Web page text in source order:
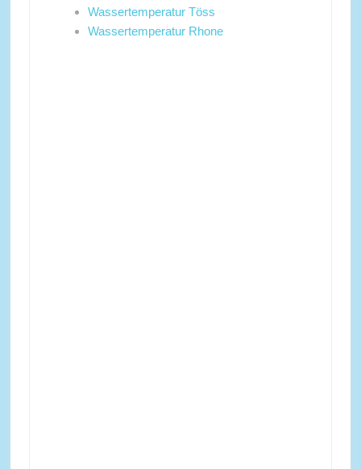
Wassertemperatur Töss
Wassertemperatur Rhone